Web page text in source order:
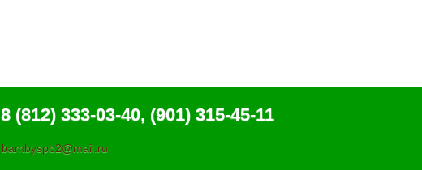
8 (812) 333-03-40, (901) 315-45-11
bambyspb2@mail.ru